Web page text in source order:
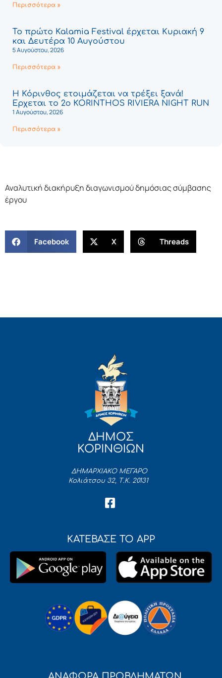
Περισσότερα »
Το πρώτο Kalamia Festival έρχεται Κυριακή 9
και Δευτέρα 10 Αυγούστου
5 Αυγούστου, 2026
Περισσότερα »
Η Κόρινθος ετοιμάζεται να τρέξει ξανά!
Έρχεται το 2ο KORINTHOS RIVIERA NIGHT RUN
1 Αυγούστου, 2026
Περισσότερα »
Αναλυτική διακήρυξη διαγωνισμού δημόσιας σύμβασης
έργου
Facebook X Threads
ΔΗΜΟΣ
ΚΟΡΙΝΘΙΩΝ
ΔΗΜΑΡΧΙΑΚΟ ΜΕΓΑΡΟ
Κολιάτσου 32, Τ.Κ. 20131
ΚΑΤΕΒΑΣΕ ΤΟ APP